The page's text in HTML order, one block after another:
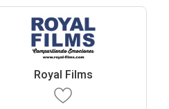
Royal Films